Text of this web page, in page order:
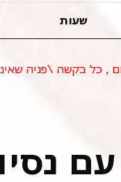
שעות
, כל בקשה \פניה